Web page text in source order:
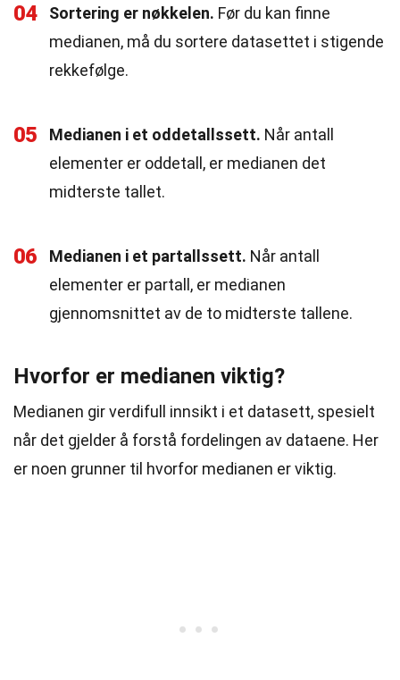
04 Sortering er nøkkelen. Før du kan finne
medianen, må du sortere datasettet i stigende
rekkefølge.
05 Medianen i et oddetallssett. Når antall
elementer er oddetall, er medianen det
midterste tallet.
06 Medianen i et partallssett. Når antall
elementer er partall, er medianen
gjennomsnittet av de to midterste tallene.
Hvorfor er medianen viktig?
Medianen gir verdifull innsikt i et datasett, spesielt
når det gjelder å forstå fordelingen av dataene. Her
er noen grunner til hvorfor medianen er viktig.